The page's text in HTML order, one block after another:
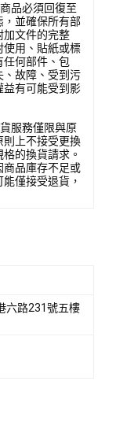
品必須回復至
，並確保所有部
加文件的完整
使用、貼紙或標
任何部件、包
、故障、受到污
益有可能受到影
服務僅限與原
則上不接受更換
的換貨請求。
商品庫存不足或
僅接受退貨，
六路231號五樓